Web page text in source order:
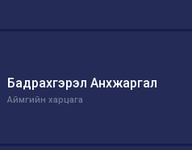
Бадрахгэрэл Анхжаргал
Аймгийн харцага